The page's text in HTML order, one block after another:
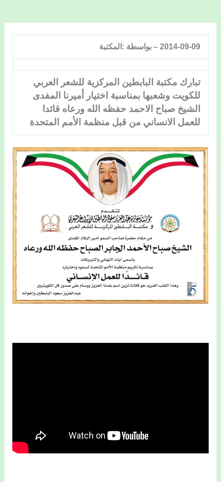
2014-09-09 – بواسطة :المكتبة
تبارك مكتبة البابطين المركزية للشعر العربي
للكويت وشعبها بمناسبة اختيار أميرنا المفدى
الشيخ صباح الاحمد حفظه الله ورعاه قائدا
للعمل الانساني من قبل منظمة الأمم المتحدة